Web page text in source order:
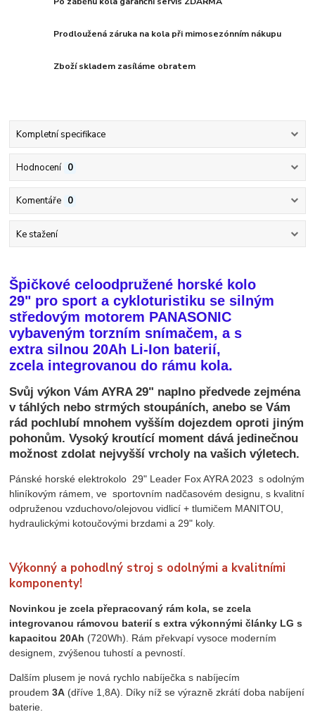
Prodloužená záruka na kola při mimosezónním nákupu
Zboží skladem zasíláme obratem
Kompletní specifikace
Hodnocení 0
Komentáře 0
Ke stažení
Špičkové celoodpružené horské kolo
29" pro sport a cykloturistiku se silným
středovým motorem PANASONIC
vybaveným torzním snímačem, a s
extra silnou 20Ah Li-Ion baterií,
zcela integrovanou do rámu kola.
Svůj výkon Vám AYRA 29" naplno předvede zejména
v táhlých nebo strmých stoupáních, anebo se Vám
rád pochlubí mnohem vyšším dojezdem oproti jiným
pohonům. Vysoký kroutící moment dává jedinečnou
možnost zdolat nejvyšší vrcholy na vašich výletech.
Pánské horské elektrokolo 29" Leader Fox AYRA 2023 s odolným
hliníkovým rámem, ve sportovním nadčasovém designu, s kvalitní
odpruženou vzduchovo/olejovou vidlicí + tlumičem MANITOU,
hydraulickými kotoučovými brzdami a 29" koly.
Výkonný a pohodlný stroj s odolnými a kvalitními
komponenty!
Novinkou je zcela přepracovaný rám kola, se zcela
integrovanou rámovou baterií s extra výkonnými články LG s
kapacitou 20Ah (720Wh). Rám překvapí vysoce moderním
designem, zvýšenou tuhostí a pevností.
Dalším plusem je nová rychlo nabíječka s nabíjecím
proudem3A (dříve 1,8A). Díky níž se výrazně zkrátí doba nabíjení
baterie.